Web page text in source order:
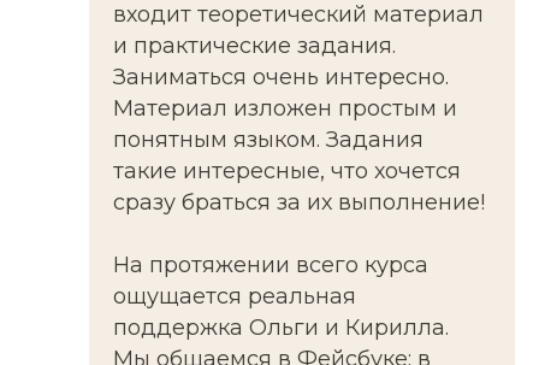
входит теоретический материал
и практические задания.
Заниматься очень интересно.
Материал изложен простым и
понятным языком. Задания
такие интересные, что хочется
сразу браться за их выполнение!
На протяжении всего курса
ощущается реальная
поддержка Ольги и Кирилла.
Мы общаемся в Фейсбуке: в